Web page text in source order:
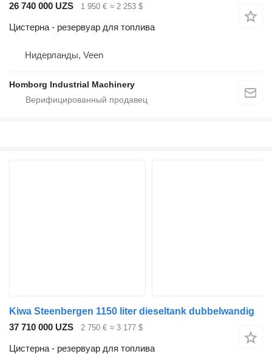
26 740 000 UZS
1 950 € ≈ 2 253 $
Цистерна - резервуар для топлива
Нидерланды, Veen
Homborg Industrial Machinery
Kiwa Steenbergen 1150 liter dieseltank dubbelwandig
37 710 000 UZS
2 750 € ≈ 3 177 $
Цистерна - резервуар для топлива